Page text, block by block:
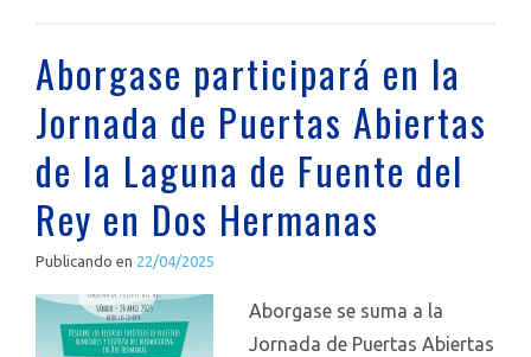
Aborgase participará en la
Jornada de Puertas Abiertas
de la Laguna de Fuente del
Rey en Dos Hermanas
Publicando en 22/04/2025
Aborgase se suma a la
Jornada de Puertas Abiertas